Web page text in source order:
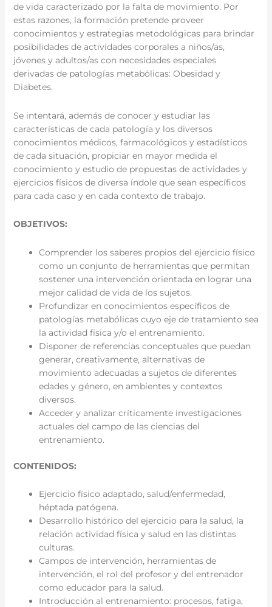
de vida caracterizado por la falta de movimiento. Por
estas razones, la formación pretende proveer
conocimientos y estrategias metodológicas para brindar
posibilidades de actividades corporales a niños/as,
jóvenes y adultos/as con necesidades especiales
derivadas de patologías metabólicas: Obesidad y
Diabetes.
Se intentará, además de conocer y estudiar las
características de cada patología y los diversos
conocimientos médicos, farmacológicos y estadísticos
de cada situación, propiciar en mayor medida el
conocimiento y estudio de propuestas de actividades y
ejercicios físicos de diversa índole que sean específicos
para cada caso y en cada contexto de trabajo.
OBJETIVOS:
Comprender los saberes propios del ejercicio físico
como un conjunto de herramientas que permitan
sostener una intervención orientada en lograr una
mejor calidad de vida de los sujetos.
Profundizar en conocimientos específicos de
patologías metabólicas cuyo eje de tratamiento sea
la actividad física y/o el entrenamiento.
Disponer de referencias conceptuales que puedan
generar, creativamente, alternativas de
movimiento adecuadas a sujetos de diferentes
edades y género, en ambientes y contextos
diversos.
Acceder y analizar críticamente investigaciones
actuales del campo de las ciencias del
entrenamiento.
CONTENIDOS:
Ejercicio físico adaptado, salud/enfermedad,
héptada patógena.
Desarrollo histórico del ejercicio para la salud, la
relación actividad física y salud en las distintas
culturas.
Campos de intervención, herramientas de
intervención, el rol del profesor y del entrenador
como educador para la salud.
Introducción al entrenamiento: procesos, fatiga,